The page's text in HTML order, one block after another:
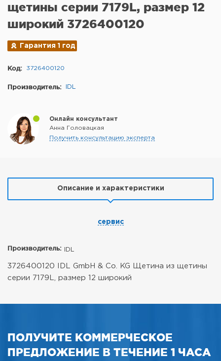
щетины серии 7179L, размер 12
широкий 3726400120
Гарантия 1 год
Код: 3726400120
Производитель: IDL
Онлайн консультант
Анна Головацкая
Получить консультацию эксперта
Описание и характеристики
сервис
Производитель: IDL
3726400120 IDL GmbH & Co. KG Щетина из щетины
серии 7179L, размер 12 широкий
ПОЛУЧИТЕ КОММЕРЧЕСКОЕ
ПРЕДЛОЖЕНИЕ В ТЕЧЕНИЕ 1 ЧАСА